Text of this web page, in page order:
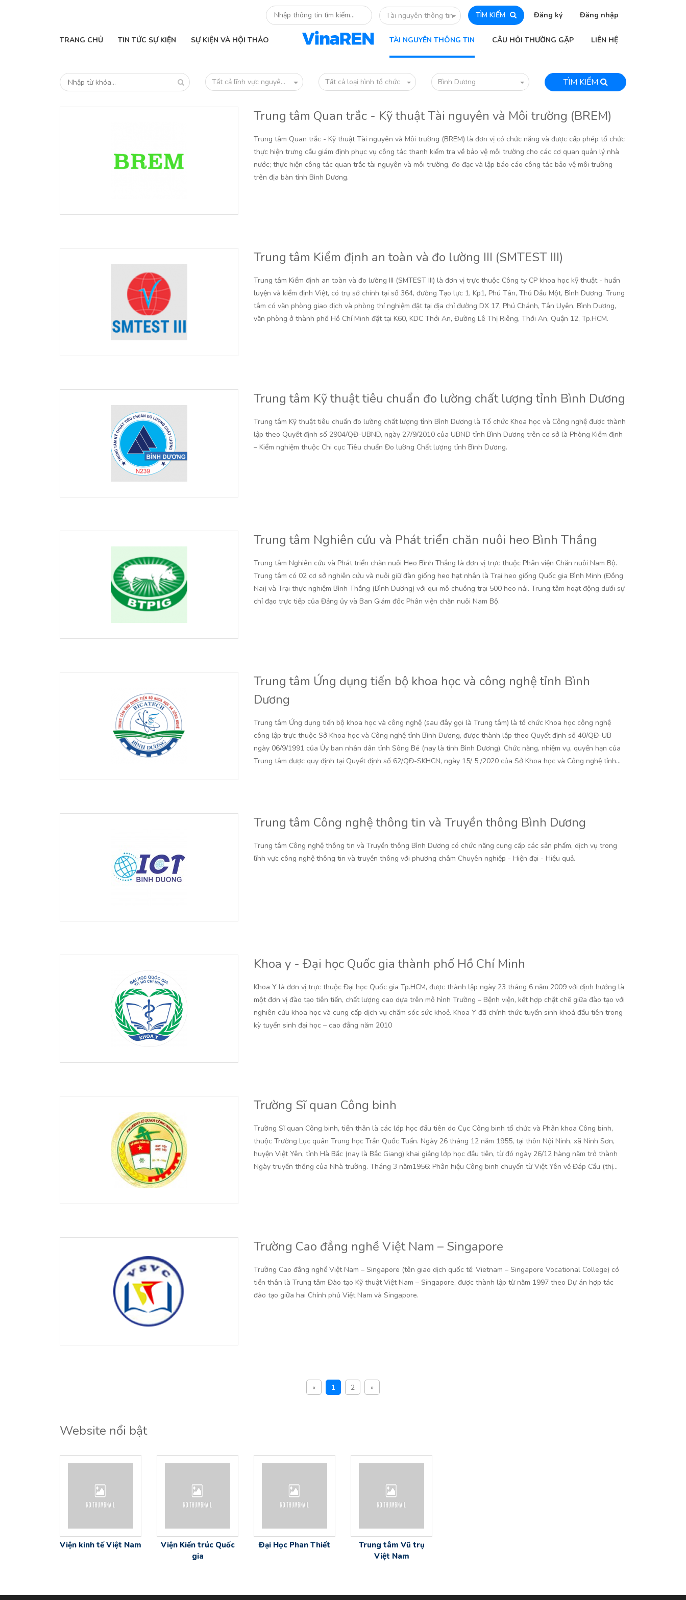
Tài nguyên thông tin TÌM KIẾM Đăng ký Đăng nhập
TRANG CHỦ TIN TỨC SỰ KIỆN SỰ KIỆN VÀ HỘI THẢO TÀI NGUYÊN THÔNG TIN CÂU HỎI THƯỜNG GẶP LIÊN HỆ
Tất cả lĩnh vực nguyên cứu Tất cả loại hình tổ chức Bình Dương TÌM KIẾM
Trung tâm Quan trắc - Kỹ thuật Tài nguyên và Môi trường (BREM)
Trung tâm Quan trắc - Kỹ thuật Tài nguyên và Môi trường (BREM) là đơn vị có chức năng và được cấp phép tổ chức
thực hiện trưng cầu giám định phục vụ công tác thanh kiểm tra về bảo vệ môi trường cho các cơ quan quản lý nhà
nước; thực hiện công tác quan trắc tài nguyên và môi trường, đo đạc và lập báo cáo công tác bảo vệ môi trường
trên địa bàn tỉnh Bình Dương.
Trung tâm Kiểm định an toàn và đo lường III (SMTEST III)
Trung tâm Kiểm định an toàn và đo lường III (SMTEST III) là đơn vị trực thuộc Công ty CP khoa học kỹ thuật - huấn
luyện và kiểm định Việt, có trụ sở chính tại số 364, đường Tạo lực 1, Kp1, Phú Tân, Thủ Dầu Một, Bình Dương. Trung
tâm có văn phòng giao dịch và phòng thí nghiệm đặt tại địa chỉ đường DX 17, Phú Chánh, Tân Uyên, Bình Dương,
văn phòng ở thành phố Hồ Chí Minh đặt tại K60, KDC Thới An, Đường Lê Thị Riêng, Thới An, Quận 12, Tp.HCM.
Trung tâm Kỹ thuật tiêu chuẩn đo lường chất lượng tỉnh Bình Dương
Trung tâm Kỹ thuật tiêu chuẩn đo lường chất lượng tỉnh Bình Dương là Tổ chức Khoa học và Công nghệ được thành
lập theo Quyết định số 2904/QĐ-UBND, ngày 27/9/2010 của UBND tỉnh Bình Dương trên cơ sở là Phòng Kiểm định
– Kiểm nghiệm thuộc Chi cục Tiêu chuẩn Đo lường Chất lượng tỉnh Bình Dương.
Trung tâm Nghiên cứu và Phát triển chăn nuôi heo Bình Thắng
Trung tâm Nghiên cứu và Phát triển chăn nuôi Heo Bình Thắng là đơn vị trực thuộc Phân viện Chăn nuôi Nam Bộ.
Trung tâm có 02 cơ sở nghiên cứu và nuôi giữ đàn giống heo hạt nhân là Trại heo giống Quốc gia Bình Minh (Đồng
Nai) và Trại thực nghiệm Bình Thắng (Bình Dương) với qui mô chuồng trại 500 heo nái. Trung tâm hoạt động dưới sự
chỉ đạo trực tiếp của Đảng ủy và Ban Giám đốc Phân viện chăn nuôi Nam Bộ.
Trung tâm Ứng dụng tiến bộ khoa học và công nghệ tỉnh Bình
Dương
Trung tâm Ứng dụng tiến bộ khoa học và công nghệ (sau đây gọi là Trung tâm) là tổ chức Khoa học công nghệ
công lập trực thuộc Sở Khoa học và Công nghệ tỉnh Bình Dương, được thành lập theo Quyết định số 40/QĐ-UB
ngày 06/9/1991 của Ủy ban nhân dân tỉnh Sông Bé (nay là tỉnh Bình Dương). Chức năng, nhiệm vụ, quyền hạn của
Trung tâm được quy định tại Quyết định số 62/QĐ-SKHCN, ngày 15/ 5 /2020 của Sở Khoa học và Công nghệ tỉnh…
Trung tâm Công nghệ thông tin và Truyền thông Bình Dương
Trung tâm Công nghệ thông tin và Truyền thông Bình Dương có chức năng cung cấp các sản phẩm, dịch vụ trong
lĩnh vực công nghệ thông tin và truyền thông với phương châm Chuyên nghiệp - Hiện đại - Hiệu quả.
Khoa y - Đại học Quốc gia thành phố Hồ Chí Minh
Khoa Y là đơn vị trực thuộc Đại học Quốc gia Tp.HCM, được thành lập ngày 23 tháng 6 năm 2009 với định hướng là
một đơn vị đào tạo tiên tiến, chất lượng cao dựa trên mô hình Trường – Bệnh viện, kết hợp chặt chẽ giữa đào tạo với
nghiên cứu khoa học và cung cấp dịch vụ chăm sóc sức khoẻ. Khoa Y đã chính thức tuyển sinh khoá đầu tiên trong
kỳ tuyển sinh đại học – cao đẳng năm 2010
Trường Sĩ quan Công binh
Trường Sĩ quan Công binh, tiền thân là các lớp học đầu tiên do Cục Công binh tổ chức và Phân khoa Công binh,
thuộc Trường Lục quân Trung học Trần Quốc Tuấn. Ngày 26 tháng 12 năm 1955, tại thôn Nội Ninh, xã Ninh Sơn,
huyện Việt Yên, tỉnh Hà Bắc (nay là Bắc Giang) khai giảng lớp học đầu tiên, từ đó ngày 26/12 hàng năm trở thành
Ngày truyền thống của Nhà trường. Tháng 3 năm1956: Phân hiệu Công binh chuyển từ Việt Yên về Đáp Cầu (thị…
Trường Cao đẳng nghề Việt Nam – Singapore
Trường Cao đẳng nghề Việt Nam – Singapore (tên giao dịch quốc tế: Vietnam – Singapore Vocational College) có
tiền thân là Trung tâm Đào tạo Kỹ thuật Việt Nam – Singapore, được thành lập từ năm 1997 theo Dự án hợp tác
đào tạo giữa hai Chính phủ Việt Nam và Singapore.
« 1 2 »
Website nổi bật
Viện kinh tế Việt Nam
Viện Kiến trúc Quốc
gia
Đại Học Phan Thiết
Trung tâm Vũ trụ
Việt Nam